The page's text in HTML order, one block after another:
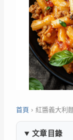
首頁 › 紅醬義大利
文章目錄